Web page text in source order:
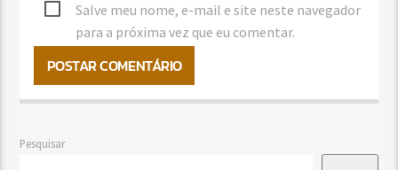
Salve meu nome, e-mail e site neste navegador
para a próxima vez que eu comentar.
Pesquisar